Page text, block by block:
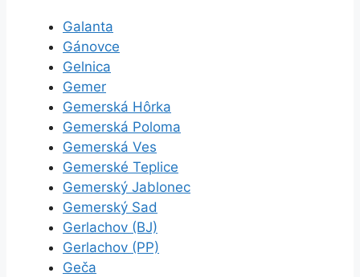
Galanta
Gánovce
Gelnica
Gemer
Gemerská Hôrka
Gemerská Poloma
Gemerská Ves
Gemerské Teplice
Gemerský Jablonec
Gemerský Sad
Gerlachov (BJ)
Gerlachov (PP)
Geča